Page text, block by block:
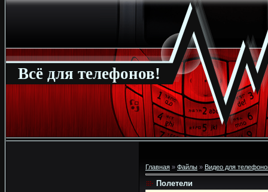
Всё для телефонов!
Главная » Файлы » Видео для
Полетели